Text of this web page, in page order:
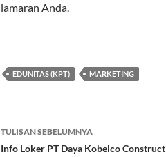
lamaran Anda.
EDUNITAS (KPT) MARKETING
Navigasi
Tulisan
TULISAN SEBELUMNYA
Info Loker PT Daya Kobelco